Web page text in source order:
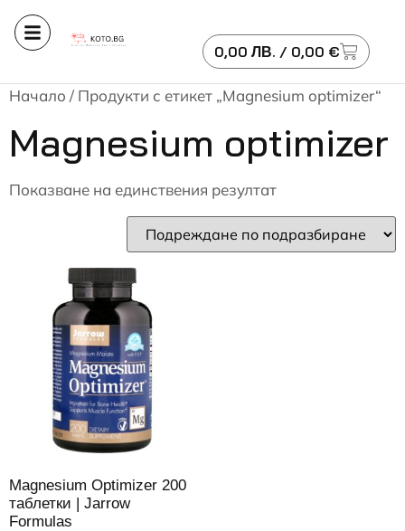
0,00 ЛВ. / 0,00 €
Начало / Продукти с етикет „Magnesium optimizer“
Magnesium optimizer
Показване на единствения резултат
Magnesium Optimizer 200
таблетки | Jarrow
Formulas